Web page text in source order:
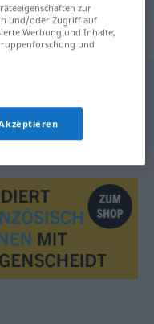
grenouille"
zur
und/oder Zugriff auf
Werbung und Inhalte,
und